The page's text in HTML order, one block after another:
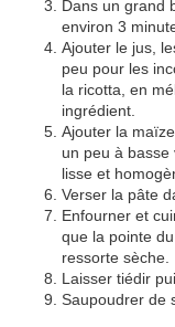
Dans un grand
environ 3
Ajouter le jus,
peu pour les
la ricotta, en
ingrédient.
Ajouter la
un peu à basse
lisse et
Verser la pâte
Enfourner et
que la pointe
ressorte sèche.
Laisser tiédir
Saupoudrer de